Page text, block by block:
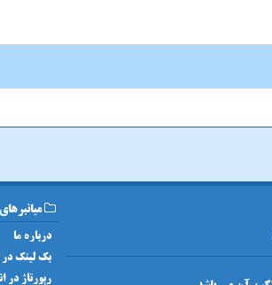
درباره ما
بک لینک در
رپورتاژ در